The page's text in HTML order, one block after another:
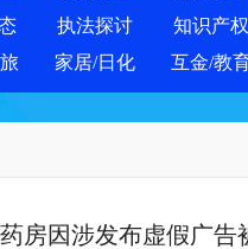
执法探讨 知识产权
家居/日化 互金/教
房因涉发布虚假广告